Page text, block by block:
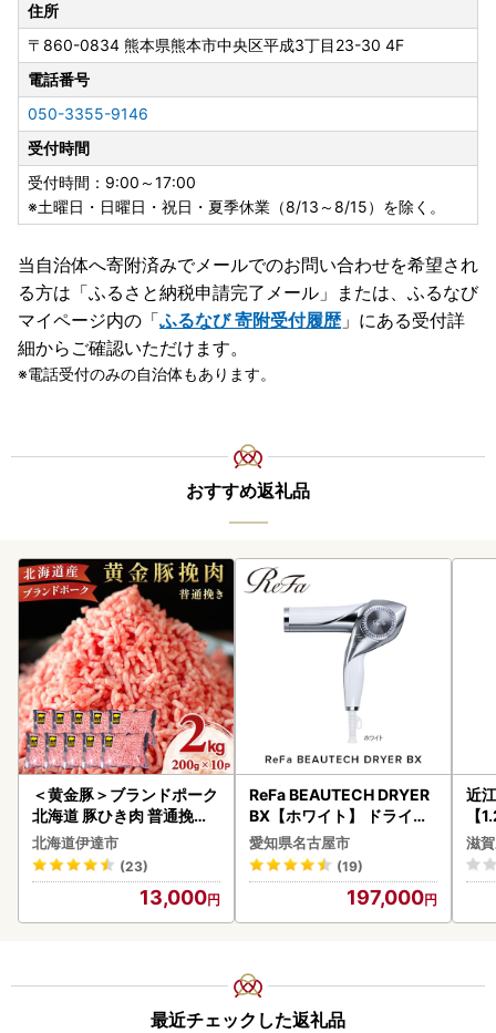
住所
〒860-0834 熊本県熊本市中央区平成3丁目23-30 4F
電話番号
050-3355-9146
受付時間
受付時間：9:00～17:00
※土曜日・日曜日・祝日・夏季休業（8/13～8/15）を除く。
当自治体へ寄附済みでメールでのお問い合わせを希望され
る方は「ふるさと納税申請完了メール」 または、ふるなび
マイページ内の「ふるなび 寄附受付履歴」にある受付詳
細からご確認いただけます。
電話受付のみの自治体もあります。
おすすめ返礼品
＜黄金豚＞ブランドポーク
北海道 豚ひき肉 普通挽き
200g 10パック 計2kg
北海道伊達市
(23)
13,000
ReFa BEAUTECH DRYER
BX【ホワイト】 ドライヤ
ー 美容 家電 ドライヤー リ
ファ
愛知県名古屋市
(19)
197,000
近
【
】
滋
最近チェックした返礼品